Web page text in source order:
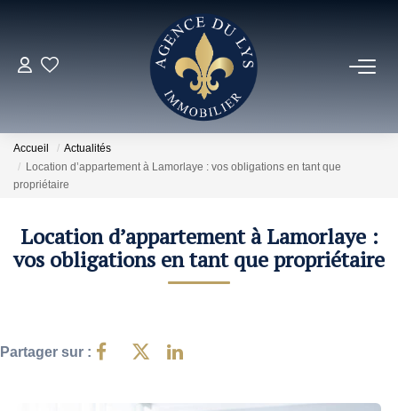
ACHETER
Louer
NOS VENDUS
NOS AGENCES
Accueil
Actualités
Location d’appartement à Lamorlaye : vos obligations en tant que
propriétaire
Location d’appartement à Lamorlaye :
vos obligations en tant que propriétaire
Partager sur :